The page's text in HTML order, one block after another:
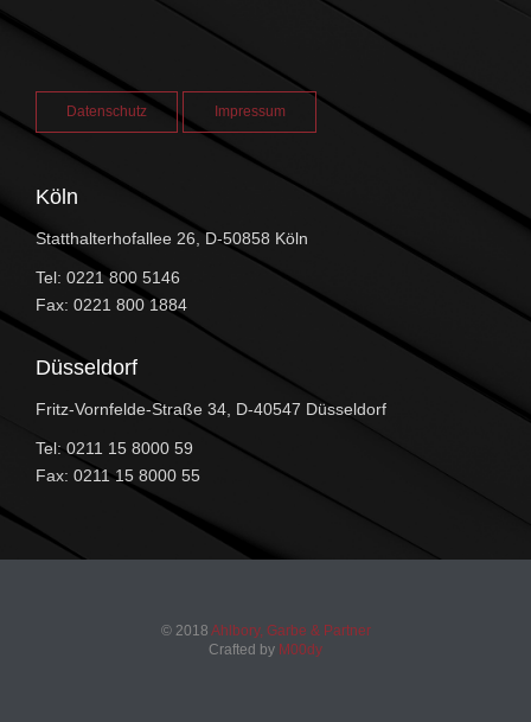
Datenschutz Impressum
Köln
Statthalterhofallee 26, D-50858 Köln
Tel: 0221 800 5146
Fax: 0221 800 1884
Düsseldorf
Fritz-Vornfelde-Straße 34, D-40547 Düsseldorf
Tel: 0211 15 8000 59
Fax: 0211 15 8000 55
© 2018 Ahlbory, Garbe & Partner
Crafted by M00dy